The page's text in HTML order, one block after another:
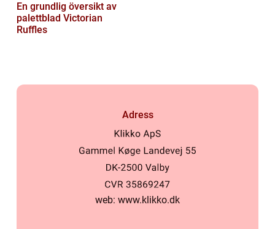
En grundlig översikt av
palettblad Victorian
Ruffles
Adress
web: www.klikko.dk